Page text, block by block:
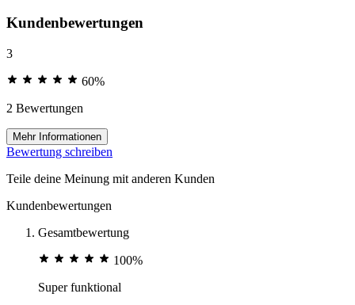
Kundenbewertungen
3
60%
2 Bewertungen
Mehr Informationen
Bewertung schreiben
Teile deine Meinung mit anderen Kunden
Kundenbewertungen
Gesamtbewertung
100%
Super funktional